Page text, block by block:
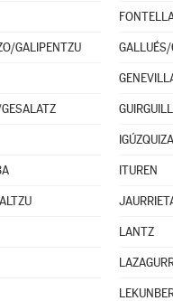
GALIPENTZU GALLUÉS/
IGÚZQUIZA
ITUREN
LANTZ